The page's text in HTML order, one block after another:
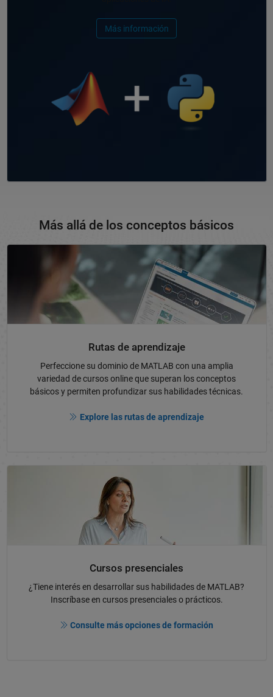
Más información
Más allá de los conceptos básicos
Rutas de aprendizaje
Perfeccione su dominio de MATLAB con una amplia
variedad de cursos online que superan los conceptos
básicos y permiten profundizar sus habilidades técnicas.
Explore las rutas de aprendizaje
Cursos presenciales
¿Tiene interés en desarrollar sus habilidades de MATLAB?
Inscríbase en cursos presenciales o prácticos.
Consulte más opciones de formación